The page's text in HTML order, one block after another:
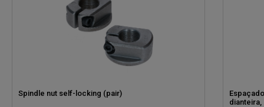
Spindle nut self-locking (pair)